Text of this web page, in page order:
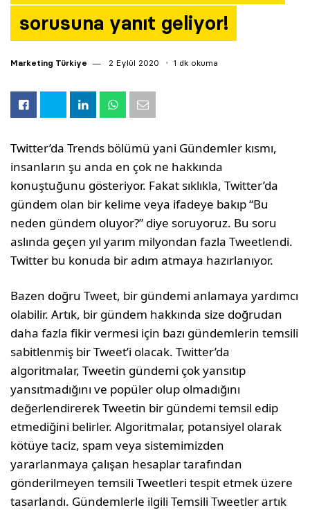
sorusuna yanıt geliyor!
Marketing Türkiye 2 Eylül 2020 1 dk okuma
Twitter’da Trends bölümü yani Gündemler kısmı,
insanların şu anda en çok ne hakkında
konuştuğunu gösteriyor. Fakat sıklıkla, Twitter’da
gündem olan bir kelime veya ifadeye bakıp “Bu
neden gündem oluyor?” diye soruyoruz. Bu soru
aslında geçen yıl yarım milyondan fazla Tweetlendi.
Twitter bu konuda bir adım atmaya hazırlanıyor.
Bazen doğru Tweet, bir gündemi anlamaya yardımcı
olabilir. Artık, bir gündem hakkında size doğrudan
daha fazla fikir vermesi için bazı gündemlerin temsili
sabitlenmiş bir Tweet’i olacak. Twitter’da
algoritmalar, Tweetin gündemi çok yansıtıp
yansıtmadığını ve popüler olup olmadığını
değerlendirerek Tweetin bir gündemi temsil edip
etmediğini belirler. Algoritmalar, potansiyel olarak
kötüye taciz, spam veya sistemimizden
yararlanmaya çalışan hesaplar tarafından
gönderilmeyen temsili Tweetleri tespit etmek üzere
tasarlandı. Gündemlerle ilgili Temsili Tweetler artık